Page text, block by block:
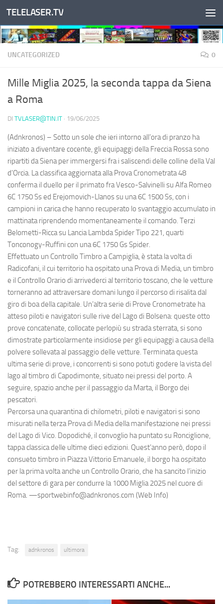
Salta al contenuto
TELELASER.TV
UNCATEGORIZED 0
Mille Miglia 2025, la seconda tappa da Siena
a Roma
DI TVLASER@TIN.IT · 19/06/2025
(Adnkronos) – Sotto un sole che ieri intorno all’ora di pranzo ha
iniziato a diventare cocente, gli equipaggi della Freccia Rossa sono
ripartiti da Siena per immergersi fra i saliscendi delle colline della Val
d’Orcia. La classifica aggiornata alla Prova Cronometrata 48
conferma il duello per il primato fra Vesco-Salvinelli su Alfa Romeo
6C 1750 Ss ed Erejomovich-Llanos su una 6C 1500 Ss, con i
campioni in carica che hanno recuperato lo svantaggio accumulato in
mattinata riprendendo momentaneamente il comando. Terzi
Belometti-Ricca su Lancia Lambda Spider Tipo 221, quarti
Tonconogy-Ruffini con una 6C 1750 Gs Spider.
Effettuato un Controllo Timbro a Campiglia, è stata la volta di
Radicofani, il cui territorio ha ospitato una Prova di Media, un timbro
e il Controllo Orario di arrivederci al territorio toscano, che le vetture
torneranno ad attraversare domani lungo il percorso di risalita dal
giro di boa della capitale. Un’altra serie di Prove Cronometrate ha
atteso piloti e navigatori sulle rive del Lago di Bolsena: queste otto
prove concatenate, collocate perlopiù su strada sterrata, si sono
dimostrate particolarmente insidiose per gli equipaggi a causa della
polvere sollevata al passaggio delle vetture. Terminata questa
ultima serie di prove, i concorrenti si sono potuti godere la vista del
lago al timbro di Capodimonte, situato nei pressi del porto. A
seguire, spazio anche per il passaggio da Marta, il Borgo dei
pescatori.
Percorsa una quarantina di chilometri, piloti e navigatori si sono
misurati nella terza Prova di Media della manifestazione nei pressi
del Lago di Vico. Dopodiché, il convoglio ha puntato su Ronciglione,
tappa classica delle ultime dieci edizioni. Quest’anno però, dopo il
consueto timbro in Piazza Vittorio Emanuele, il borgo ha ospitato
per la prima volta anche un Controllo Orario, che ha sancito l’inizio
del settore di gara per condurre la 1000 Miglia 2025 nel cuore di
Roma. —sportwebinfo@adnkronos.com (Web Info)
Tag: adnkronos ultimora
POTREBBERO INTERESSARTI ANCHE...